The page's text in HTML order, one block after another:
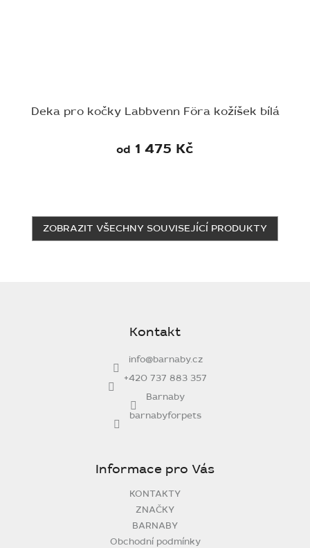
Deka pro kočky Labbvenn Föra kožíšek bílá
od 1 475 Kč
ZOBRAZIT VŠECHNY SOUVISEJÍCÍ PRODUKTY
Kontakt
info@barnaby.cz
+420 737 883 357
Barnaby
barnabyforpets
Informace pro Vás
KONTAKTY
ZNAČKY
BARNABY
Obchodní podmínky